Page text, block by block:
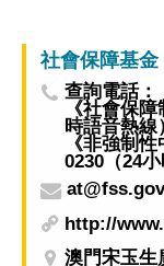
社會保障基金
查詢電話：
《社會保
時語音熱線
《非強制
0230（24小
http://
澳門宋玉生